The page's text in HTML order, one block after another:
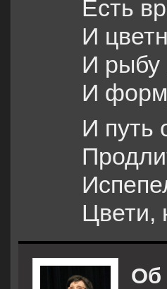
Есть
И
И рыбу
И
И путь
Цвети,
Об